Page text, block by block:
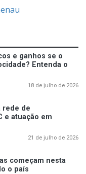
e ganhos se o
Entenda o
18 de julho de 2026
rede de
e atuação em
21 de julho de 2026
começam nesta
o país